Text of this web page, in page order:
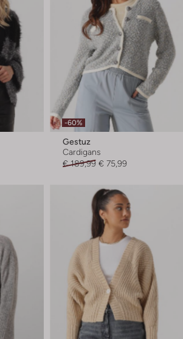
-60%
Gestuz
Cardigans
€ 189,99 € 75,99